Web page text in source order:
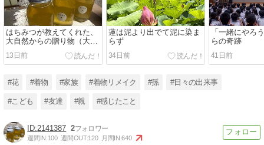
はちみつが教えてくれた、
大自然からの贈り物（大自
然の恵みを運ぶはちみつ）
13日前
蓮は泥より出でて泥に染ま
らず
34日前
「一緒にやろ
らの奇跡
41日前
#花 #着物 #家族 #着物リメイク #孫 #日々の出来事
#こども #友達 #親 #感じたこと
2141387 2
週間IN:100 週間OUT:120 月間IN:640